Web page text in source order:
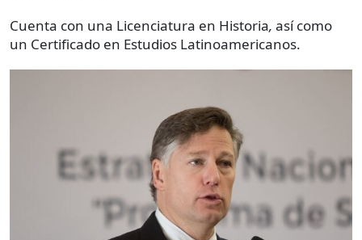
Cuenta con una Licenciatura en Historia, así como
un Certificado en Estudios Latinoamericanos.